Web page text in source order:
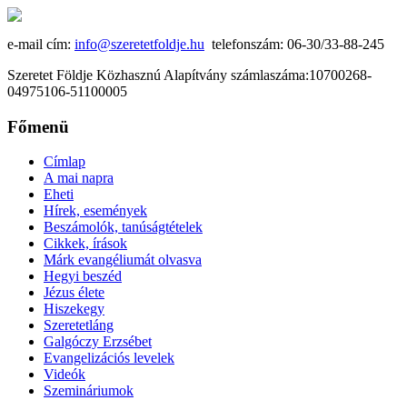
e-mail cím: info@szeretetfoldje.hu telefonszám: 06-30/33-88-245
Szeretet Földje Közhasznú Alapítvány számlaszáma:10700268-
04975106-51100005
Főmenü
Címlap
A mai napra
Eheti
Hírek, események
Beszámolók, tanúságtételek
Cikkek, írások
Márk evangéliumát olvasva
Hegyi beszéd
Jézus élete
Hiszekegy
Szeretetláng
Galgóczy Erzsébet
Evangelizációs levelek
Videók
Szemináriumok